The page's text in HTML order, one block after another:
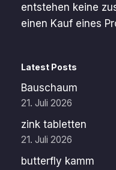
entstehen keine
einen Kauf eines
Latest Posts
Bauschaum
21. Juli 2026
zink tabletten
21. Juli 2026
butterfly kamm